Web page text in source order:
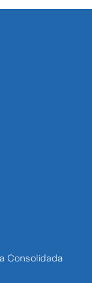
Consolidada